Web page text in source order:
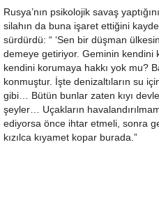
Rusya’nın psikolojik savaş
silahın da buna işaret ettiğini
sürdürdü: “ ‘Sen bir düşman
demeye getiriyor. Geminin kendini
kendini korumaya hakkı yok mu?
konmuştur. İşte denizaltıların su
gibi… Bütün bunlar zaten kıyı
şeyler… Uçakların
ediyorsa önce ihtar etmeli, sonra
kızılca kıyamet kopar burada.”